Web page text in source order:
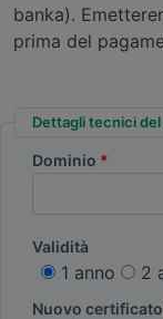
banka).
prima del
Dettagli tecnici
Dominio
Validità
1 anno 2
Nuovo